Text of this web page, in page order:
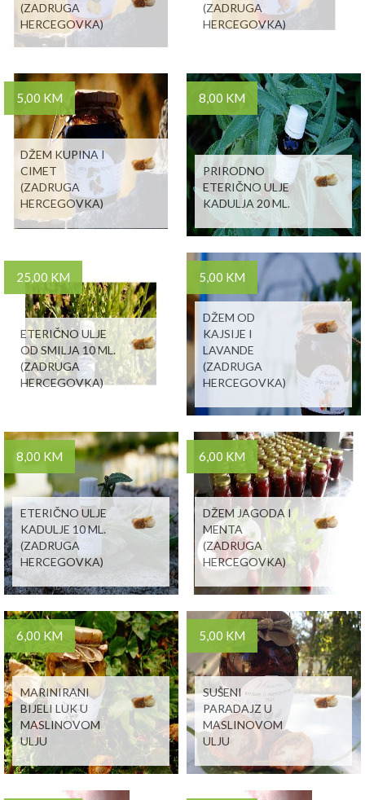
(ZADRUGA
HERCEGOVKA)
(ZADRUGA
HERCEGOVKA)
5,00 KM
DŽEM KUPINA I
CIMET
(ZADRUGA
HERCEGOVKA)
8,00 KM
PRIRODNO
ETERIČNO ULJE
KADULJA 20 ML.
25,00 KM
ETERIČNO ULJE
OD SMILJA 10 ML.
(ZADRUGA
HERCEGOVKA)
5,00 KM
DŽEM OD
KAJSIJE I
LAVANDE
(ZADRUGA
HERCEGOVKA)
8,00 KM
ETERIČNO ULJE
KADULJE 10 ML.
(ZADRUGA
HERCEGOVKA)
6,00 KM
DŽEM JAGODA I
MENTA
(ZADRUGA
HERCEGOVKA)
6,00 KM
MARINIRANI
BIJELI LUK U
MASLINOVOM
ULJU
5,00 KM
SUŠENI
PARADAJZ U
MASLINOVOM
ULJU